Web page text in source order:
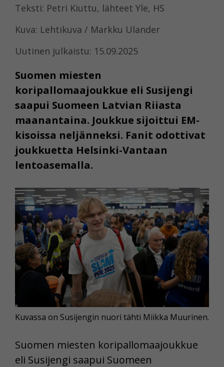
Teksti: Petri Kiuttu, lähteet Yle, HS
Kuva: Lehtikuva / Markku Ulander
Uutinen julkaistu: 15.09.2025
Suomen miesten
koripallomaajoukkue eli Susijengi
saapui Suomeen Latvian Riiasta
maanantaina. Joukkue sijoittui EM-
kisoissa neljänneksi. Fanit odottivat
joukkuetta Helsinki-Vantaan
lentoasemalla.
Kuvassa on Susijengin nuori tähti Miikka Muurinen.
Suomen miesten koripallomaajoukkue
eli Susijengi saapui Suomeen